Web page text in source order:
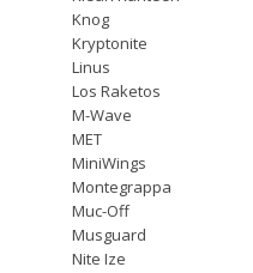
Knog
Kryptonite
Linus
Los Raketos
M-Wave
MET
MiniWings
Montegrappa
Muc-Off
Musguard
Nite Ize